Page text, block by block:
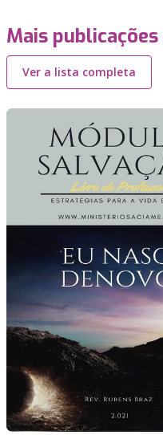
Mais
Ver a lista completa